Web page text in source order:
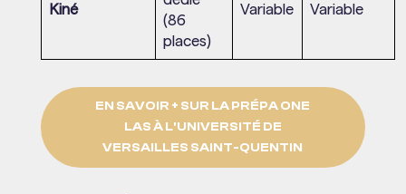
Kiné
(86
places)
Variable Variable
EN SAVOIR + SUR LA PRÉPA ONE
LAS À L'UNIVERSITÉ DE
VERSAILLES SAINT-QUENTIN